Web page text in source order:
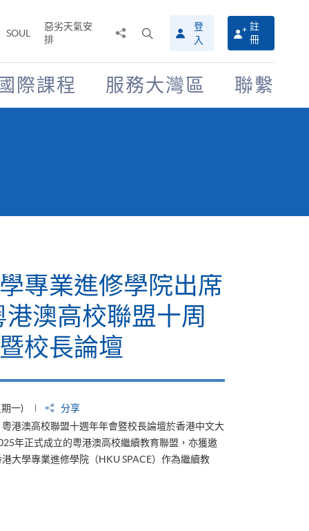
SOUL
惡劣天氣安
排
搜
尋
介
面
登
入
註
冊
際課程 服務大灣區 聯繫
專業進修學院出席
澳高校聯盟十周
校長論壇
一)
分享
港澳高校聯盟十週年年會暨校長論壇於香港中文大
年正式成立的粵港澳高校繼續教育聯盟，亦獲邀
大學專業進修學院（HKU SPACE）作為繼續教